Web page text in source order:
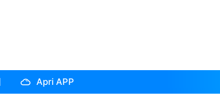
Apri APP